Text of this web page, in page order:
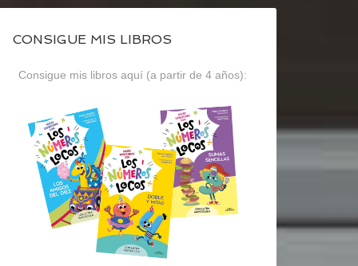
CONSIGUE MIS LIBROS
Consigue mis libros aquí (a partir de 4 años):